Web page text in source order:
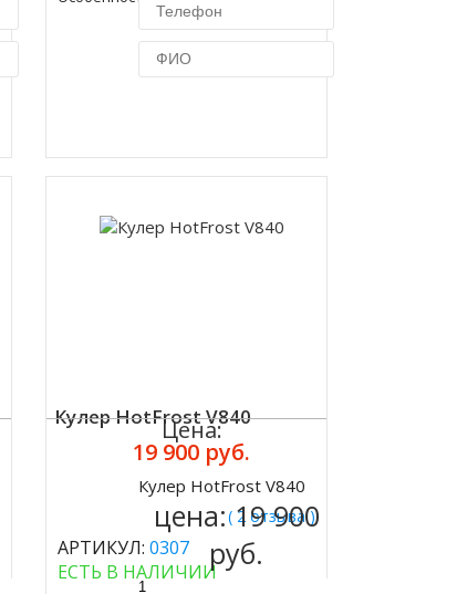
Кулер HotFrost V840
( 2 отзыва )
АРТИКУЛ: 0307
ЕСТЬ В НАЛИЧИИ
Цена:
19 900 руб.
Кулер HotFrost V840
цена:19 900
руб.